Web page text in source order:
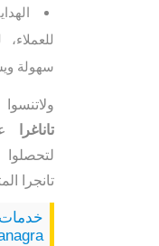
سهولة
تاناغرا
تانجرا